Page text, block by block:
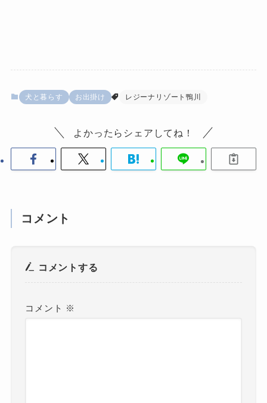
犬と暮らす お出掛け レジーナリゾート鴨川
よかったらシェアしてね！
コメント
コメントする
コメント ※